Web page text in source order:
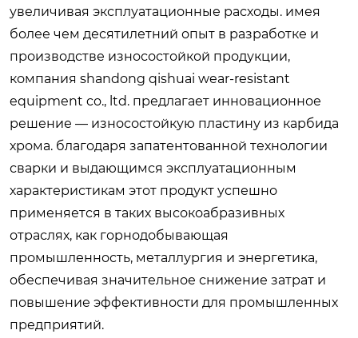
увеличивая эксплуатационные расходы. имея
более чем десятилетний опыт в разработке и
производстве износостойкой продукции,
компания shandong qishuai wear-resistant
equipment co., ltd. предлагает инновационное
решение — износостойкую пластину из карбида
хрома. благодаря запатентованной технологии
сварки и выдающимся эксплуатационным
характеристикам этот продукт успешно
применяется в таких высокоабразивных
отраслях, как горнодобывающая
промышленность, металлургия и энергетика,
обеспечивая значительное снижение затрат и
повышение эффективности для промышленных
предприятий.